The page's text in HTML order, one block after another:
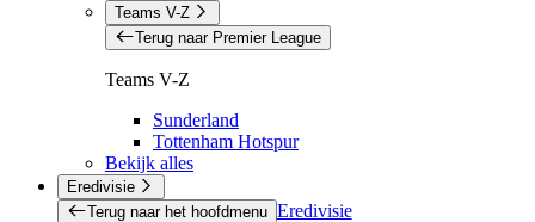
Teams V-Z
Terug naar Premier League
Teams V-Z
Sunderland
Tottenham Hotspur
Bekijk alles
Eredivisie
Terug naar het hoofdmenu Eredivisie